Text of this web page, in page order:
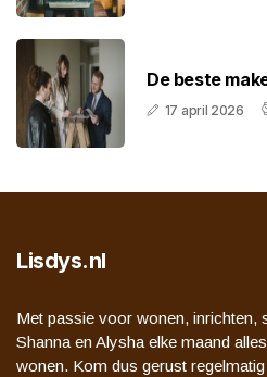
De beste
17 april 2026
Lisdys.nl
Met passie voor wonen, inrichten,
Shanna en Alysha elke maand
wonen. Kom dus gerust